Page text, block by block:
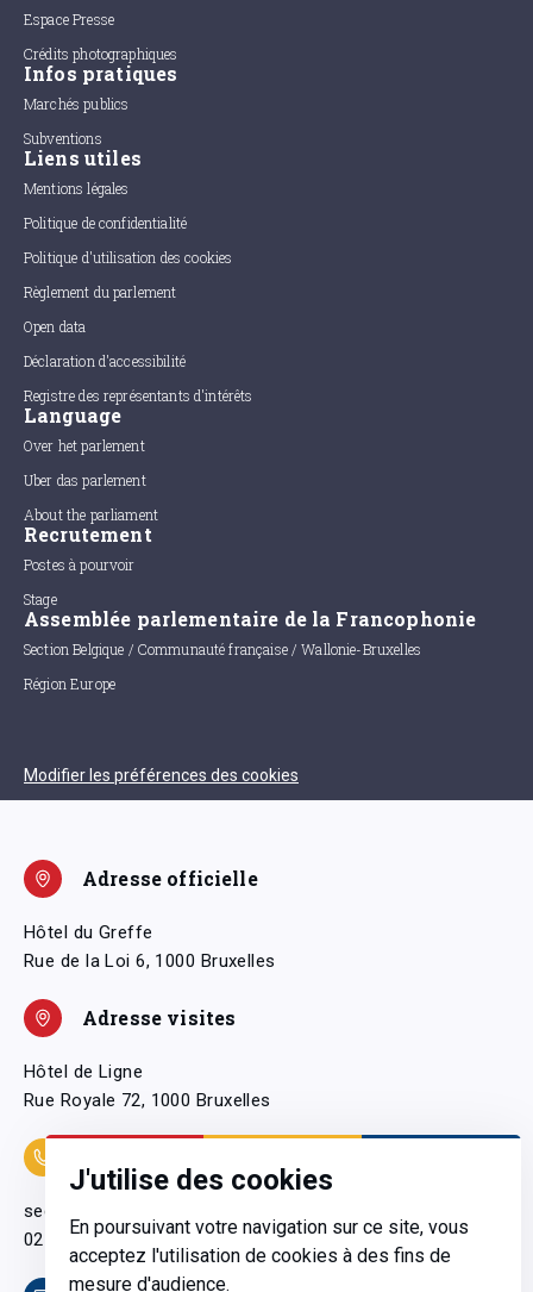
J'utilise des cookies
En poursuivant votre navigation sur ce site, vous
acceptez l'utilisation de cookies à des fins de
mesure d'audience.
Espace Presse
Crédits photographiques
Infos pratiques
Marchés publics
Subventions
Liens utiles
Mentions légales
Politique de confidentialité
Politique d'utilisation des cookies
Règlement du parlement
Open data
Déclaration d'accessibilité
Registre des représentants d'intérêts
Language
Over het parlement
Uber das parlement
About the parliament
Recrutement
Postes à pourvoir
Stage
Assemblée parlementaire de la Francophonie
Section Belgique / Communauté française / Wallonie-Bruxelles
Région Europe
Modifier les préférences des cookies
Adresse officielle
Hôtel du Greffe
Rue de la Loi 6, 1000 Bruxelles
Adresse visites
Hôtel de Ligne
Rue Royale 72, 1000 Bruxelles
secretariatgeneral@pfwb.be
02 506 38 11